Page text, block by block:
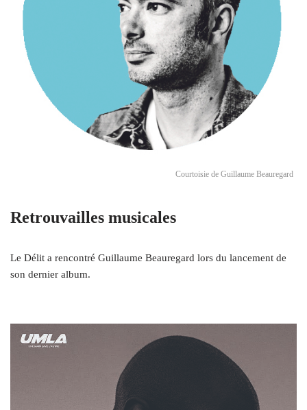
Courtoisie de Guillaume Beauregard
Retrouvailles musicales
Le Délit a rencontré Guillaume Beauregard lors du lancement de
son dernier album.